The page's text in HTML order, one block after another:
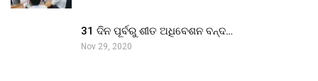
31 ଦିନ ପୂର୍ବରୁ ଶୀତ ଅଧିବେଶନ ବନ୍ଦ…
Nov 29, 2020